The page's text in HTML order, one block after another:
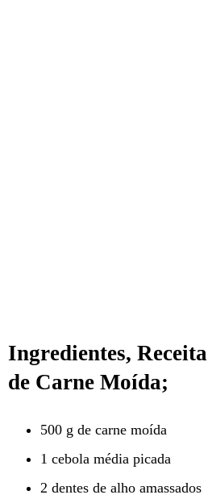
Ingredientes,
de Carne Moída;
500 g de carne moída
1 cebola média picada
2 dentes de alho amassados